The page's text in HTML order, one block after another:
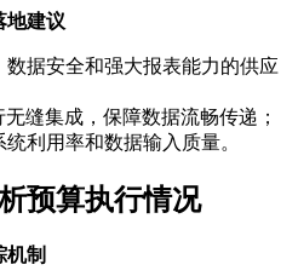
地建议
据安全和强大报表能力的供应
缝集成，保障数据流畅传递；
利用率和数据输入质量。
预算执行情况
机制